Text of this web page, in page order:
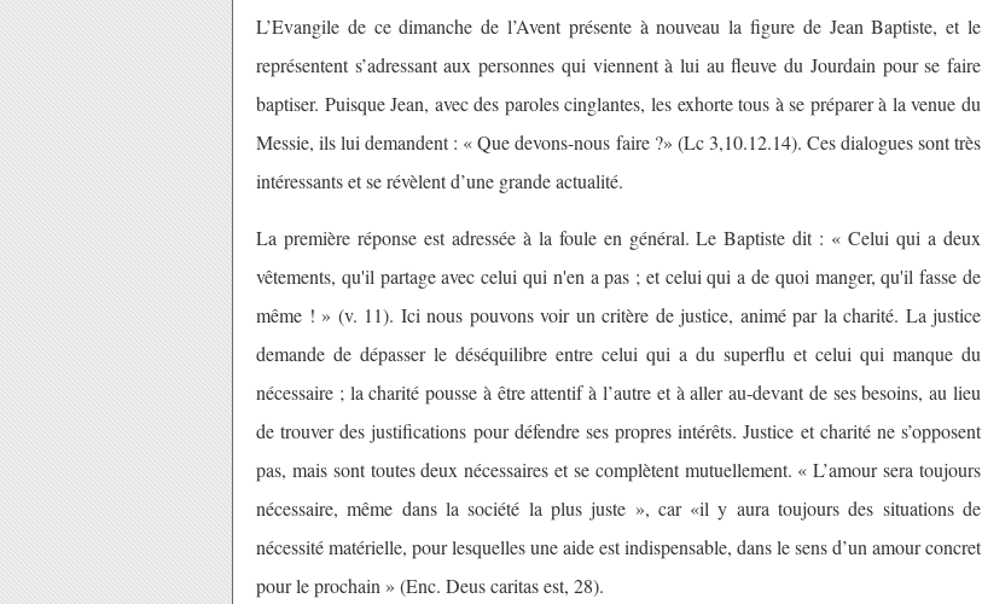
L’Evangile de ce dimanche de l’Avent présente à nouveau la figure de Jean Baptiste, et le
représentent s’adressant aux personnes qui viennent à lui au fleuve du Jourdain pour se faire
baptiser. Puisque Jean, avec des paroles cinglantes, les exhorte tous à se préparer à la venue du
Messie, ils lui demandent : « Que devons-nous faire ?» (Lc 3,10.12.14). Ces dialogues sont très
intéressants et se révèlent d’une grande actualité.
La première réponse est adressée à la foule en général. Le Baptiste dit : « Celui qui a deux
vêtements, qu'il partage avec celui qui n'en a pas ; et celui qui a de quoi manger, qu'il fasse de
même ! » (v. 11). Ici nous pouvons voir un critère de justice, animé par la charité. La justice
demande de dépasser le déséquilibre entre celui qui a du superflu et celui qui manque du
nécessaire ; la charité pousse à être attentif à l’autre et à aller au-devant de ses besoins, au lieu
de trouver des justifications pour défendre ses propres intérêts. Justice et charité ne s’opposent
pas, mais sont toutes deux nécessaires et se complètent mutuellement. « L’amour sera toujours
nécessaire, même dans la société la plus juste », car «il y aura toujours des situations de
nécessité matérielle, pour lesquelles une aide est indispensable, dans le sens d’un amour concret
pour le prochain » (Enc. Deus caritas est, 28).